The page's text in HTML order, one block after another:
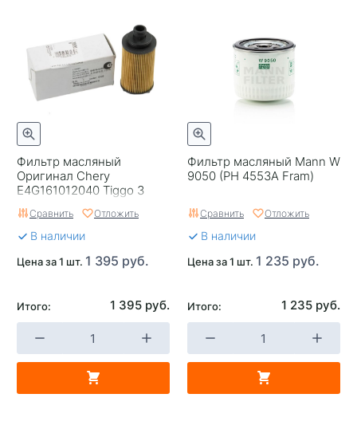
Фильтр масляный
Оригинал Chery
E4G161012040 Tiggo 3
Сравнить Отложить
В наличии
Цена за 1 шт. 1 395 руб.
Итого: 1 395 руб.
Фильтр масляный Mann W
9050 (PH 4553A Fram)
Сравнить Отложить
В наличии
Цена за 1 шт. 1 235 руб.
Итого: 1 235 руб.